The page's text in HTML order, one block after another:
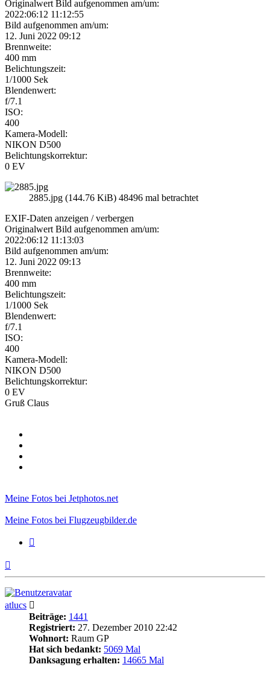
Originalwert Bild aufgenommen am/um:
2022:06:12 11:12:55
Bild aufgenommen am/um:
12. Juni 2022 09:12
Brennweite:
400 mm
Belichtungszeit:
1/1000 Sek
Blendenwert:
f/7.1
ISO:
400
Kamera-Modell:
NIKON D500
Belichtungskorrektur:
0 EV
2885.jpg (144.76 KiB) 48496 mal betrachtet
EXIF-Daten anzeigen / verbergen
Originalwert Bild aufgenommen am/um:
2022:06:12 11:13:03
Bild aufgenommen am/um:
12. Juni 2022 09:13
Brennweite:
400 mm
Belichtungszeit:
1/1000 Sek
Blendenwert:
f/7.1
ISO:
400
Kamera-Modell:
NIKON D500
Belichtungskorrektur:
0 EV
Gruß Claus
Meine Fotos bei Jetphotos.net
Meine Fotos bei Flugzeugbilder.de
atlucs
Beiträge: 1441
Registriert: 27. Dezember 2010 22:42
Wohnort: Raum GP
Hat sich bedankt: 5069 Mal
Danksagung erhalten: 14665 Mal